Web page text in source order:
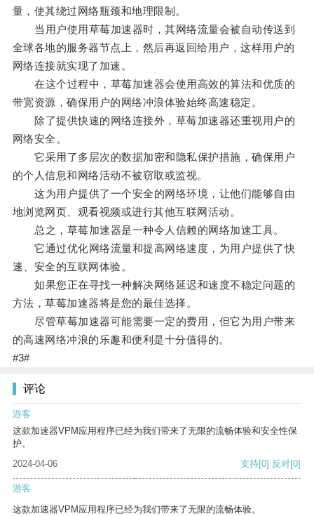
量，使其绕过网络瓶颈和地理限制。
当用户使用草莓加速器时，其网络流量会被自动传送到
全球各地的服务器节点上，然后再返回给用户，这样用户的
网络连接就实现了加速。
在这个过程中，草莓加速器会使用高效的算法和优质的
带宽资源，确保用户的网络冲浪体验始终高速稳定。
除了提供快速的网络连接外，草莓加速器还重视用户的
网络安全。
它采用了多层次的数据加密和隐私保护措施，确保用户
的个人信息和网络活动不被窃取或监视。
这为用户提供了一个安全的网络环境，让他们能够自由
地浏览网页、观看视频或进行其他互联网活动。
总之，草莓加速器是一种令人信赖的网络加速工具。
它通过优化网络流量和提高网络速度，为用户提供了快
速、安全的互联网体验。
如果您正在寻找一种解决网络延迟和速度不稳定问题的
方法，草莓加速器将是您的最佳选择。
尽管草莓加速器可能需要一定的费用，但它为用户带来
的高速网络冲浪的乐趣和便利是十分值得的。
#3#
评论
游客
这款加速器VPM应用程序已经为我们带来了无限的流畅体验和安全性保
护。
2024-04-06
支持[0] 反对[0]
游客
这款加速器VPM应用程序已经为我们带来了无限的流畅体验。